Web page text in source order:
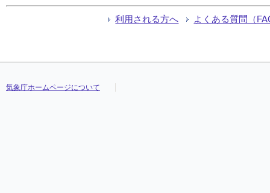
利用される方へ よくある質問（
気象庁ホームページについて